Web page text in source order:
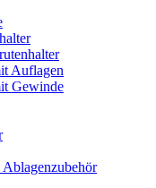
Auflagen
Gewinde